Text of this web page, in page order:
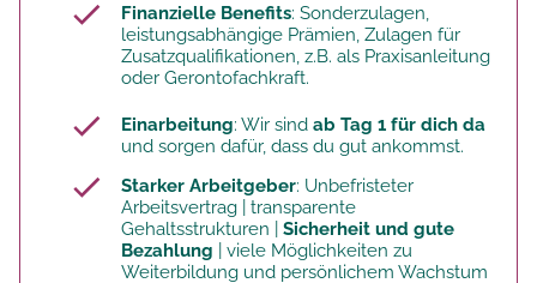
Finanzielle Benefits: Sonderzulagen,
leistungsabhängige Prämien, Zulagen für
Zusatzqualifikationen, z.B. als Praxisanleitung
oder Gerontofachkraft.
Einarbeitung: Wir sind ab Tag 1 für dich da
und sorgen dafür, dass du gut ankommst.
Starker Arbeitgeber: Unbefristeter
Arbeitsvertrag | transparente
Gehaltsstrukturen | Sicherheit und gute
Bezahlung | viele Möglichkeiten zu
Weiterbildung und persönlichem Wachstum